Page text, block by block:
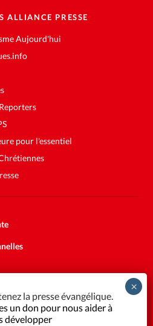
ALLIANCE PRESSE
Aujourd'hui
pour l'essentiel
la presse évangélique.
un don pour nous aider à
développer